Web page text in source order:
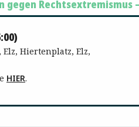
gegen
Hiertenplatz, Elz,
HIER.